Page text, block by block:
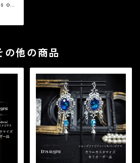
obli
ー
の他の商品